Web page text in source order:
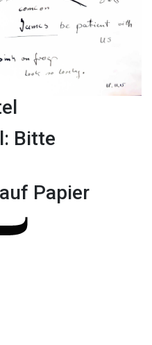
Bitte
Papier